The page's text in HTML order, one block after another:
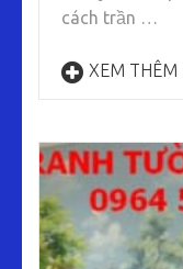
cách trần …
XEM THÊM